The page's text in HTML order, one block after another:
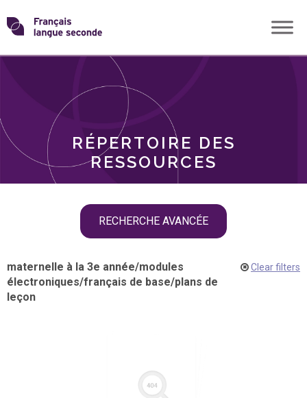
Skip
toTransformons
langue
RÉPERTOIRE DES
RESSOURCES
RECHERCHE AVANCÉE
THÈMES
maternelle à la 3e année/modules
électroniques/français de base/plans de
leçon
Clear filters